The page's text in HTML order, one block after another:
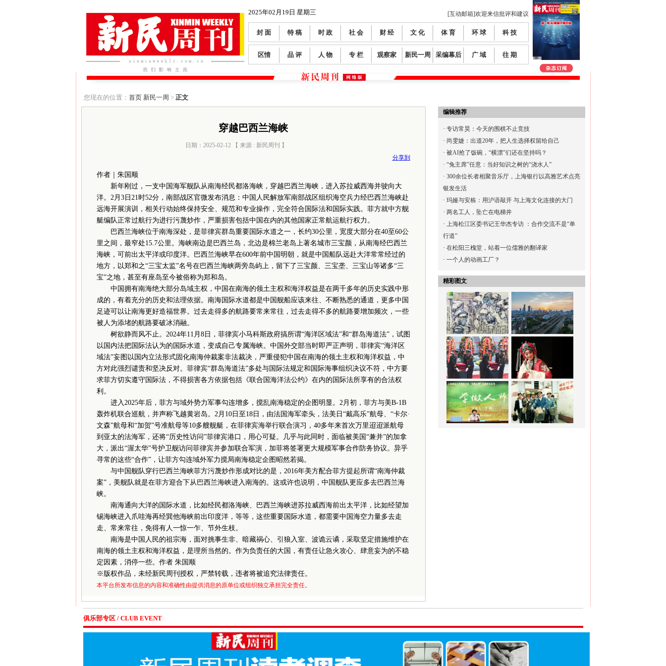
2025年02月19日 星期三 [互动邮箱]欢迎来信批评和建议
封 面 特 稿 时 政 社 会 财 经 文 化 体 育 环 球 科 技
区情 品 评 人 物 专 栏 观察家 新民一周 采编幕后 广 域 往 期
您现在的位置： 首页 新民一周 > 正文
穿越巴西兰海峡
日期：2025-02-12 【 来源 : 新民周刊 】
分享到
作者｜朱国顺
新年刚过，一支中国海军舰队从南海经民都洛海峡，穿越巴西兰海峡，进入苏拉威西海并驶向大
洋。2月3日21时52分，南部战区官微发布消息：中国人民解放军南部战区组织海空兵力经巴西兰海峡赴
远海开展演训，相关行动始终保持安全、规范和专业操作，完全符合国际法和国际实践。菲方就中方舰
艇编队正常过航行为进行污蔑炒作，严重损害包括中国在内的其他国家正常航运航行权力。
巴西兰海峡位于南海深处，是菲律宾群岛重要国际水道之一，长约30公里，宽度大部分在40至60公
里之间，最窄处15.7公里。海峡南边是巴西兰岛，北边是棉兰老岛上著名城市三宝颜，从南海经巴西兰
海峡，可前出太平洋或印度洋。巴西兰海峡早在600年前中国明朝，就是中国船队远赴大洋常常经过的
地方，以郑和之“三宝太监”名号在巴西兰海峡两旁岛屿上，留下了三宝颜、三宝垄、三宝山等诸多“三
宝”之地，甚至有座岛至今被俗称为郑和岛。
中国拥有南海绝大部分岛域主权，中国在南海的领土主权和海洋权益是在两千多年的历史实践中形
成的，有着充分的历史和法理依据。南海国际水道都是中国舰船应该来往、不断熟悉的通道，更多中国
足迹可以让南海更好造福世界。过去走得多的航路要常来常往，过去走得不多的航路要增加频次，一些
被人为添堵的航路要破冰消融。
树欲静而风不止。2024年11月8日，菲律宾小马科斯政府搞所谓“海洋区域法”和“群岛海道法”，试图
以国内法把国际法认为的国际水道，变成自己专属海峡。中国外交部当时即严正声明，菲律宾“海洋区
域法”妄图以国内立法形式固化南海仲裁案非法裁决，严重侵犯中国在南海的领土主权和海洋权益，中
方对此强烈谴责和坚决反对。菲律宾“群岛海道法”多处与国际法规定和国际海事组织决议不符，中方要
求菲方切实遵守国际法，不得损害各方依据包括《联合国海洋法公约》在内的国际法所享有的合法权
利。
进入2025年后，菲方与域外势力军事勾连增多，搅乱南海稳定的企图明显。2月初，菲方与美B-1B
轰炸机联合巡航，并声称飞越黄岩岛。2月10日至18日，由法国海军牵头，法美日“戴高乐”航母、“卡尔·
文森”航母和“加贺”号准航母等10多艘舰艇，在菲律宾海举行联合演习，40多年来首次万里迢迢派航母
到亚太的法海军，还将“历史性访问”菲律宾港口，用心可疑。几乎与此同时，面临被美国“兼并”的加拿
大，派出“渥太华”号护卫舰访问菲律宾并参加联合军演，加菲将签署更大规模军事合作防务协议。异乎
寻常的这些“合作”，让菲方勾连域外军力搅局南海稳定企图昭然若揭。
与中国舰队穿行巴西兰海峡菲方污蔑炒作形成对比的是，2016年美方配合菲方提起所谓“南海仲裁
案”，美舰队就是在菲方迎合下从巴西兰海峡进入南海的。这或许也说明，中国舰队更应多去巴西兰海
峡。
南海通向大洋的国际水道，比如经民都洛海峡、巴西兰海峡进苏拉威西海前出太平洋，比如经望加
锡海峡进入爪哇海再经巽他海峡前出印度洋，等等，这些重要国际水道，都需要中国海空力量多去走
走、常来常往，免得有人一惊一乍、节外生枝。
南海是中国人民的祖宗海，面对挑事生非、暗藏祸心、引狼入室、波诡云谲，采取坚定措施维护在
南海的领土主权和海洋权益，是理所当然的。作为负责任的大国，有责任让急火攻心、肆意妄为的不稳
定因素，消停一些。作者 朱国顺
※ 版权作品，未经新民周刊授权，严禁转载，违者将被追究法律责任。
本平台所发布信息的内容和准确性由提供消息的原单位或组织独立承担完全责任。
编辑推荐
· 专访常昊：今天的围棋不止竞技
· 尚雯婕：出道20年，把人生选择权留给自己
· 被AI抢了饭碗，“横漂”们还在坚持吗？
· “兔主席”任意：当好知识之树的“浇水人”
· 300余位长者相聚音乐厅，上海银行以高雅艺术点亮
银发生活
· 玛娅与安栋：用沪语敲开 与上海文化连接的大门
· 两名工人，坠亡在电梯井
· 上海松江区委书记王华杰专访 ：合作交流不是“单
行道”
· 在松阳三槐堂，站着一位儒雅的翻译家
· 一个人的动画工厂？
精彩图文
俱乐部专区 / CLUB EVENT